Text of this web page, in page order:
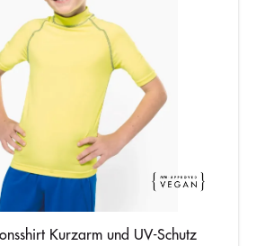
Kurzarm und UV-Schutz